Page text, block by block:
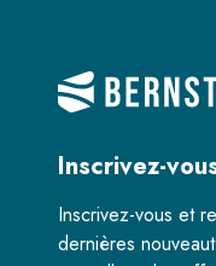
Inscrivez-
Inscrivez-vous et
dernières